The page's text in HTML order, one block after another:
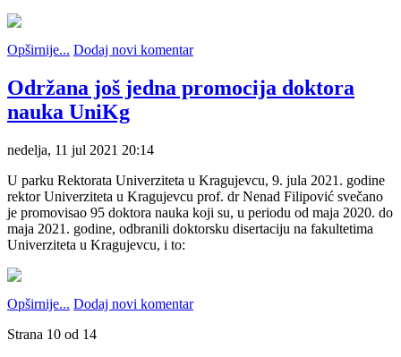
Opširnije... Dodaj novi komentar
Održana još jedna promocija doktora
nauka UniKg
nedelja, 11 jul 2021 20:14
U parku Rektorata Univerziteta u Kragujevcu, 9. jula 2021. godine
rektor Univerziteta u Kragujevcu prof. dr Nenad Filipović svečano
je promovisao 95 doktora nauka koji su, u periodu od maja 2020. do
maja 2021. godine, odbranili doktorsku disertaciju na fakultetima
Univerziteta u Kragujevcu, i to:
Opširnije... Dodaj novi komentar
Strana 10 od 14